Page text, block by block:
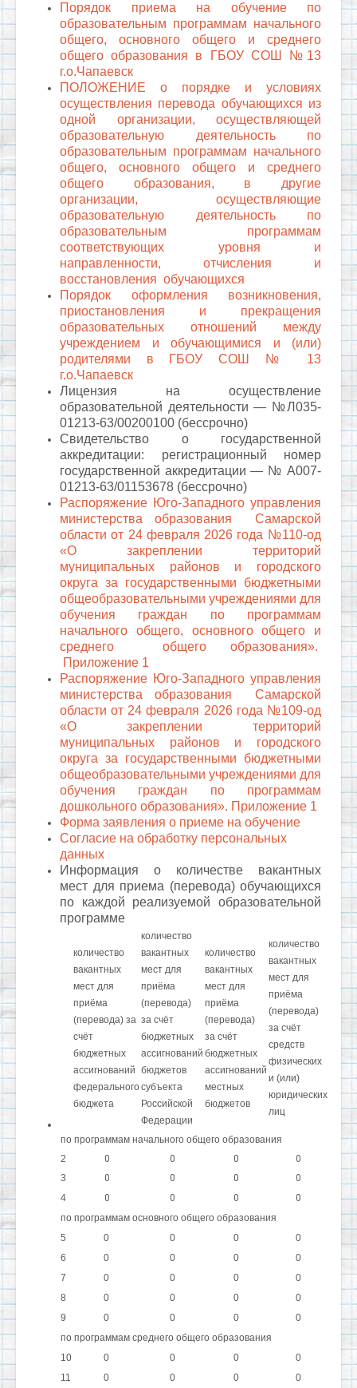
Порядок приема на обучение по
образовательным программам начального
общего, основного общего и среднего
общего образования в ГБОУ СОШ №13
г.о.Чапаевск
ПОЛОЖЕНИЕ о порядке и условиях
осуществления перевода обучающихся из
одной организации, осуществляющей
образовательную деятельность по
образовательным программам начального
общего, основного общего и среднего
общего образования, в другие
организации, осуществляющие
образовательную деятельность по
образовательным программам
соответствующих уровня и
направленности, отчисления и
восстановления обучающихся
Порядок оформления возникновения,
приостановления и прекращения
образовательных отношений между
учреждением и обучающимися и (или)
родителями в ГБОУ СОШ № 13
г.о.Чапаевск
Лицензия на осуществление
образовательной деятельности — №Л035-
01213-63/00200100 (бессрочно)
Свидетельство о государственной
аккредитации: регистрационный номер
государственной аккредитации — № А007-
01213-63/01153678 (бессрочно)
Распоряжение Юго-Западного управления
министерства образования Самарской
области от 24 февраля 2026 года №110-од
«О закреплении территорий
муниципальных районов и городского
округа за государственными бюджетными
общеобразовательными учреждениями для
обучения граждан по программам
начального общего, основного общего и
среднего общего образования».
Приложение 1
Распоряжение Юго-Западного управления
министерства образования Самарской
области от 24 февраля 2026 года №109-од
«О закреплении территорий
муниципальных районов и городского
округа за государственными бюджетными
общеобразовательными учреждениями для
обучения граждан по программам
дошкольного образования». Приложение 1
Форма заявления о приеме на обучение
Согласие на обработку персональных
данных
Информация о количестве вакантных
мест для приема (перевода) обучающихся
по каждой реализуемой образовательной
программе
количество
вакантных
мест для
приёма
(перевода) за
счёт
бюджетных
ассигнований
федерального
бюджета
количество
вакантных
мест для
приёма
(перевода)
за счёт
бюджетных
ассигнований
бюджетов
субъекта
Российской
Федерации
количество
вакантных
мест для
приёма
(перевода)
за счёт
бюджетных
ассигнований
местных
бюджетов
количество
вакантных
мест для
приёма
(перевода)
за счёт
средств
физических
и (или)
юридических
лиц
по программам начального общего образования
2
0 0 0
0
3
0 0 0
0
4
0 0 0
0
по программам основного общего образования
5
0 0 0
0
6
0 0 0
0
7
0 0 0
0
8
0 0 0
0
9
0 0 0
0
по программам среднего общего образования
10
0 0 0
0
11
0 0 0 0